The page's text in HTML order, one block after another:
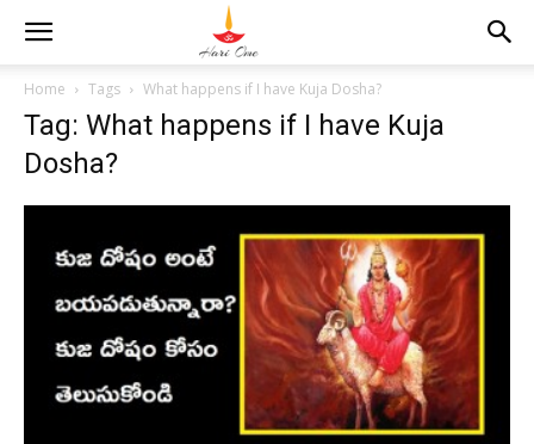
Home Tags What happens if I have Kuja Dosha?
Tag: What happens if I have Kuja
Dosha?